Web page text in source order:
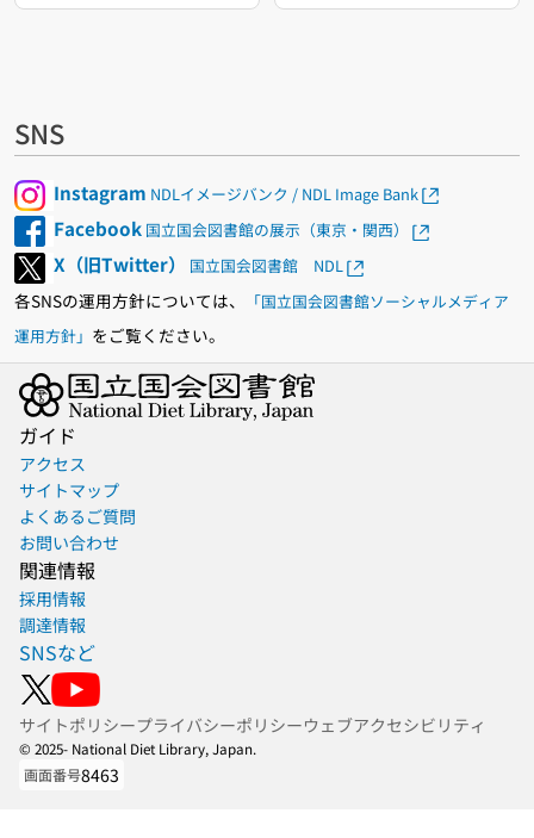
SNS
Instagram NDLイメージバンク / NDL Image Bank
Facebook 国立国会図書館の展示（東京・関西）
X（旧Twitter） 国立国会図書館 NDL
各SNSの運用方針については、
「国立国会図書館ソーシャルメディア
運用方針」 をご覧ください。
ガイド
アクセス
サイトマップ
よくあるご質問
お問い合わせ
関連情報
採用情報
調達情報
SNSなど
サイトポリシープライバシーポリシーウェブアクセシビリティ
© 2025- National Diet Library, Japan.
画面番号8463